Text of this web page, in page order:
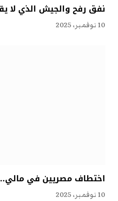
نفق رفح والجيش الذي لا
10 نوفمبر، 2025
اختطاف مصريين في مالي..
10 نوفمبر، 2025